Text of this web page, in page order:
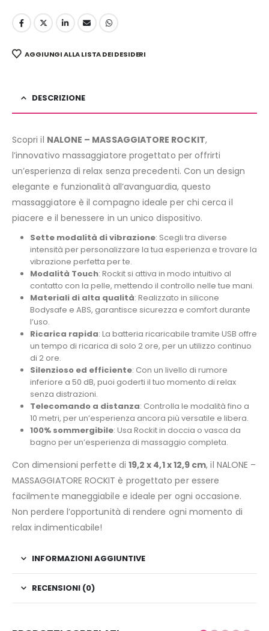
AGGIUNGI ALLA LISTA DEI DESIDERI
DESCRIZIONE
Scopri il NALONE – MASSAGGIATORE ROCKIT,
l’innovativo massaggiatore progettato per offrirti
un’esperienza di relax senza precedenti. Con un design
elegante e funzionalità all’avanguardia, questo
massaggiatore è il compagno ideale per chi cerca il
piacere e il benessere in un unico dispositivo.
Sette modalità di vibrazione: Scegli tra diverse
intensità per personalizzare la tua esperienza e trovare la
vibrazione perfetta per te.
Modalità Touch: Rockit si attiva in modo intuitivo al
contatto con la pelle, mettendo il controllo nelle tue mani.
Materiali di alta qualità: Realizzato in silicone
Bodysafe e ABS, garantisce sicurezza e comfort durante
l’uso.
Ricarica rapida: La batteria ricaricabile tramite USB offre
un tempo di ricarica di solo 2 ore, per un utilizzo continuo
di 2 ore.
Silenzioso ed efficiente: Con un livello di rumore
inferiore a 50 dB, puoi goderti il tuo momento di relax
senza distrazioni.
Telecomando a distanza: Controlla le modalità fino a
10 metri, per un’esperienza ancora più versatile e libera.
100% sommergibile: Usa Rockit in doccia o vasca da
bagno per un’esperienza di massaggio completa.
Con dimensioni perfette di 19,2 x 4,1 x 12,9 cm, il NALONE –
MASSAGGIATORE ROCKIT è progettato per essere
facilmente maneggiabile e ideale per ogni occasione.
Non perdere l’opportunità di rendere ogni momento di
relax indimenticabile!
INFORMAZIONI AGGIUNTIVE
RECENSIONI (0)